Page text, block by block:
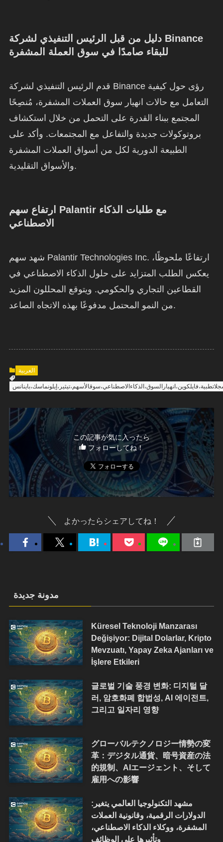
دليل من قبل الرئيس التنفيذي لشركة Binance
للبقاء صامدًا في سوق العملة المشفرة
قدم الرئيس التنفيذي لشركة Binance رؤى حول كيفية
التعامل مع حالات انهيار سوق العملات المشفرة، مُنصِحًا
المجتمع ببناء القدرة على التحمل من خلال استكشاف
بروتوكولات جديدة والتفاعل مع المجتمعات. وأكد على
الطبيعة الدورية لكل من أسواق العملات المشفرة
والأسواق التقليدية.
ارتفاع سهم Palantir مع طلبات الذكاء
الاصطناعي
شهد سهم Palantir Technologies Inc. ارتفاعًا ملحوظًا،
يعكس الطلب المتزايد على حلول الذكاء الاصطناعي في
القطاعين التجاري والحكومي. ويتوقع المحللون المزيد
من النمو المحتمل مدفوعًا بهذه الاتجاه الصاعد.
العربية
この記事が気に入ったら
フォローしてね！
よかったらシェアしてね！
مدونة جديدة
Küresel Teknoloji Manzarası
Değişiyor: Dijital Dolarlar, Kripto
Mevzuatı, Yapay Zeka Ajanları ve
İşlere Etkileri
글로벌 기술 풍경 변화: 디지털 달
러, 암호화폐 합법성, AI 에이전트,
그리고 일자리 영향
グローバルテクノロジー情勢の変
革：デジタル通貨、暗号資産の法
的規制、AIエージェント、そして
雇用への影響
مشهد التكنولوجيا العالمي يتغير:
الدولارات الرقمية، وقانونية العملات
المشفرة، ووكلاء الذكاء الاصطناعي،
وتأثيرها على الوظائف